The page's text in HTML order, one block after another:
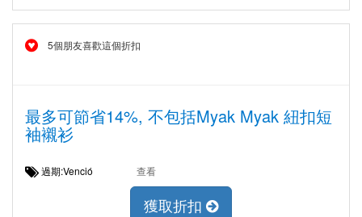
5個朋友喜歡這個折扣
最多可節省14%, 不包括Myak Myak 紐扣短
袖襯衫
過期:Venció 查看
獲取折扣